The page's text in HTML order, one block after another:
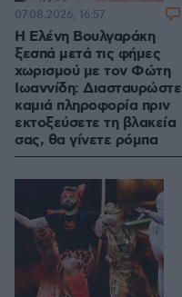
Η Ελένη Βουλγαράκη
ξεσπά μετά τις φήμες
χωρισμού με τον Φώτη
Ιωαννίδη: Διασταυρώστε
καμιά πληροφορία πριν
εκτοξεύσετε τη βλακεία
σας, θα γίνετε ρόμπα
07.08.2026, 16:57